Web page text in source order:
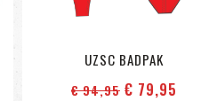
UZSC BADPAK
€ 94,95 € 79,95